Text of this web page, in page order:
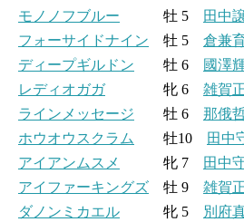
モノノフブルー 牡 5 田中
フォーサイドナイン 牡 5 倉兼
ディープギルドン 牡 6 國澤
レディオガガ牝 6 雑賀
ラインメッセージ 牡 6 那俄
ホウオウスクラム
牡10 田中
アイアンムスメ
牝 7 田中
アイファーキングズ 牡 9 雑賀
ダノンミカエル 牝 5 別府